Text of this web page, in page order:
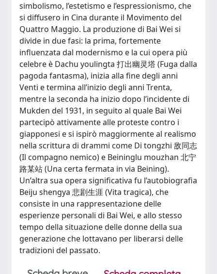
simbolismo, l’estetismo e l’espressionismo, che
si diffusero in Cina durante il Movimento del
Quattro Maggio. La produzione di Bai Wei si
divide in due fasi: la prima, fortemente
influenzata dal modernismo e la cui opera più
celebre è Dachu youlingta 打出幽灵塔 (Fuga dalla
pagoda fantasma), inizia alla fine degli anni
Venti e termina all’inizio degli anni Trenta,
mentre la seconda ha inizio dopo l’incidente di
Mukden del 1931, in seguito al quale Bai Wei
partecipò attivamente alle proteste contro i
giapponesi e si ispirò maggiormente al realismo
nella scrittura di drammi come Di tongzhi 敌同志
(Il compagno nemico) e Beininglu mouzhan 北宁
路某站 (Una certa fermata in via Beining).
Un’altra sua opera significativa fu l’autobiografia
Beiju shengya 悲剧生涯 (Vita tragica), che
consiste in una rappresentazione delle
esperienze personali di Bai Wei, e allo stesso
tempo della situazione delle donne della sua
generazione che lottavano per liberarsi delle
tradizioni del passato.